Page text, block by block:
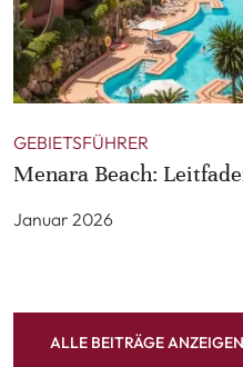
GEBIETSFÜHRER
Menara Beach:
Januar 2026
ALLE BEITRÄGE ANZEIGEN